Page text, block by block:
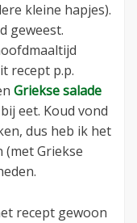
kleine hapjes).
geweest.
recept p.p.
Griekse salade
bij eet. Koud vond
dus heb ik het
(met Griekse
recept gewoon